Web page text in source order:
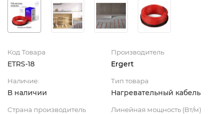
Код Товара
ETRS-18
Производитель
Ergert
Наличие:
В наличии
Тип товара
Нагревательный кабель
Страна производитель Линейная мощность (Вт/м)